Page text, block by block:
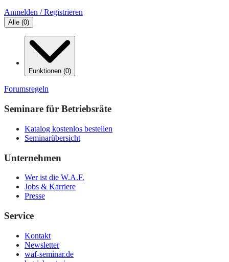
Anmelden / Registrieren
Alle (0)
Funktionen (0)
Forumsregeln
Seminare für Betriebsräte
Katalog kostenlos bestellen
Seminarübersicht
Unternehmen
Wer ist die W.A.F.
Jobs & Karriere
Presse
Service
Kontakt
Newsletter
waf-seminar.de